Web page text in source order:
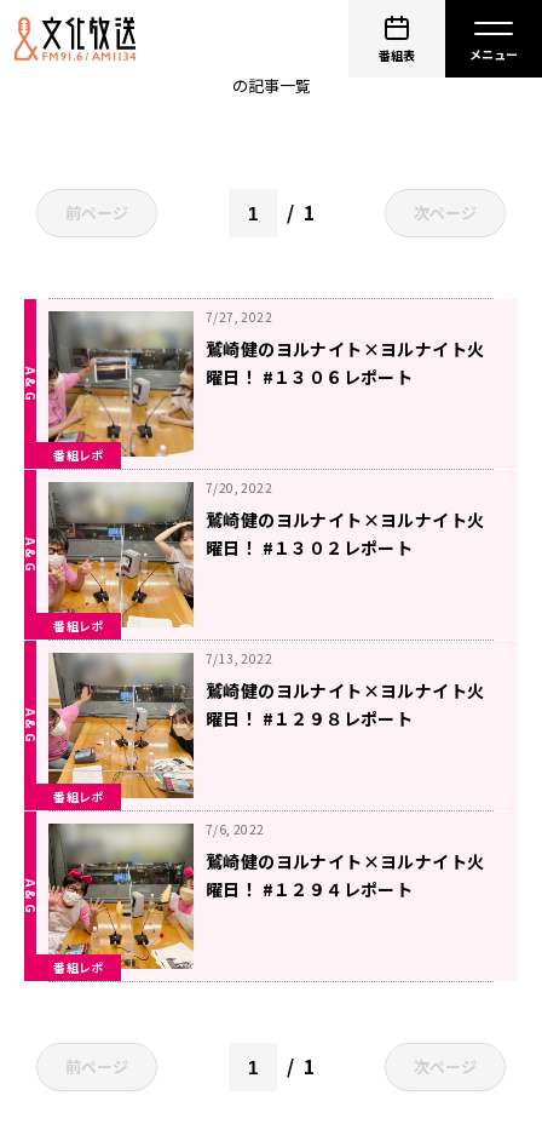
番組表
の記事一覧
前ページ 1 次ページ
番組レポ
7/27, 2022
鷲崎健のヨルナイト×ヨルナイト火
曜日！ #１３０６レポート
番組レポ
7/20, 2022
鷲崎健のヨルナイト×ヨルナイト火
曜日！ #１３０２レポート
番組レポ
7/13, 2022
鷲崎健のヨルナイト×ヨルナイト火
曜日！ #１２９８レポート
番組レポ
7/6, 2022
鷲崎健のヨルナイト×ヨルナイト火
曜日！ #１２９４レポート
前ページ 1 次ページ